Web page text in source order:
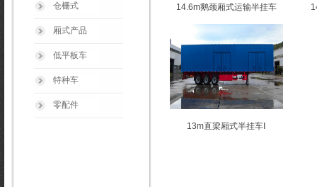
仓栅式
厢式产品
低平板车
特种车
零配件
14.6m鹅颈厢式运输半挂车
13m直梁厢式半挂车Ⅰ